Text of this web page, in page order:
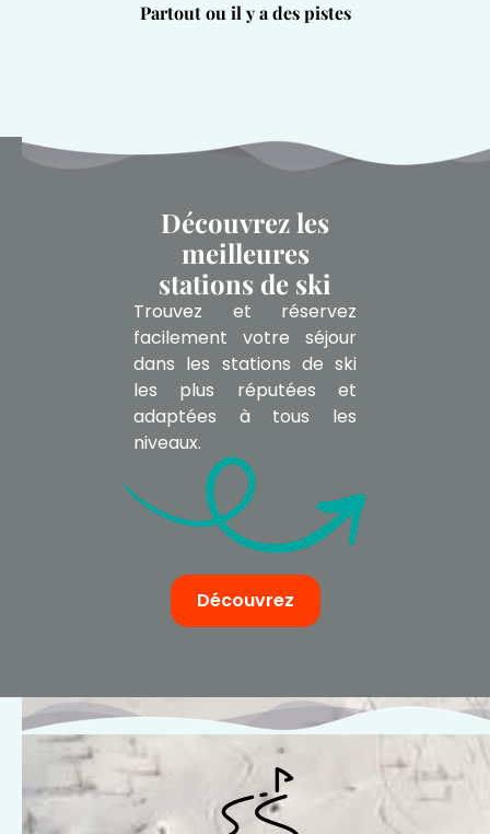
Partout ou il y a des pistes
Découvrez les
meilleures
stations de ski
Trouvez et réservez
facilement votre séjour
dans les stations de ski
les plus réputées et
adaptées à tous les
niveaux.
Découvrez